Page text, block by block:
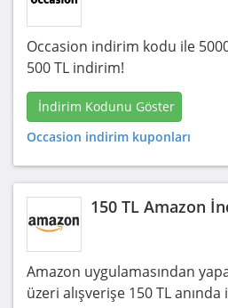
Occasion indirim kodu ile
500 TL indirim!
İndirim Kodunu Göster
Occasion indirim kuponları
150 TL Amazon
Amazon uygulamasından
üzeri alışverişe 150 TL